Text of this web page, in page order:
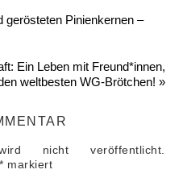
Pinienkernen –
Ein Leben mit Freund*innen,
weltbesten WG-Brötchen! »
nicht veröffentlicht.
* markiert